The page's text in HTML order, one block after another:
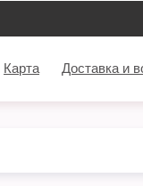
Карта Доставка и